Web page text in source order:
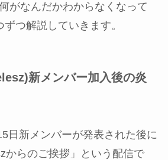
がなんだかわからなくなって
つ解説していきます。
新メンバー加入後の炎
日新メンバーが発表された後に
からのご挨拶」という配信で